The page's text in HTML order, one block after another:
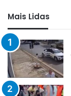
Mais Lidas